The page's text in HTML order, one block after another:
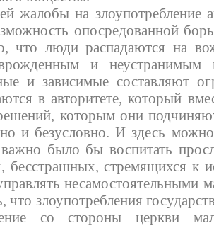
жалобы на злоупотребление
опосредованной
что люди распадаются на
и неустранимым
и зависимые составляют
в авторитете, который
которым они
и безусловно. И здесь
важно было бы воспитать
стремящихся к
несамостоятельными
что злоупотребления
со стороны церкви